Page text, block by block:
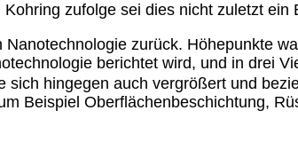
zufolge sei dies nicht zuletzt ein
zurück. Höhepunkte
berichtet wird, und in drei
sich hingegen auch vergrößert und
Beispiel Oberflächenbeschichtung,